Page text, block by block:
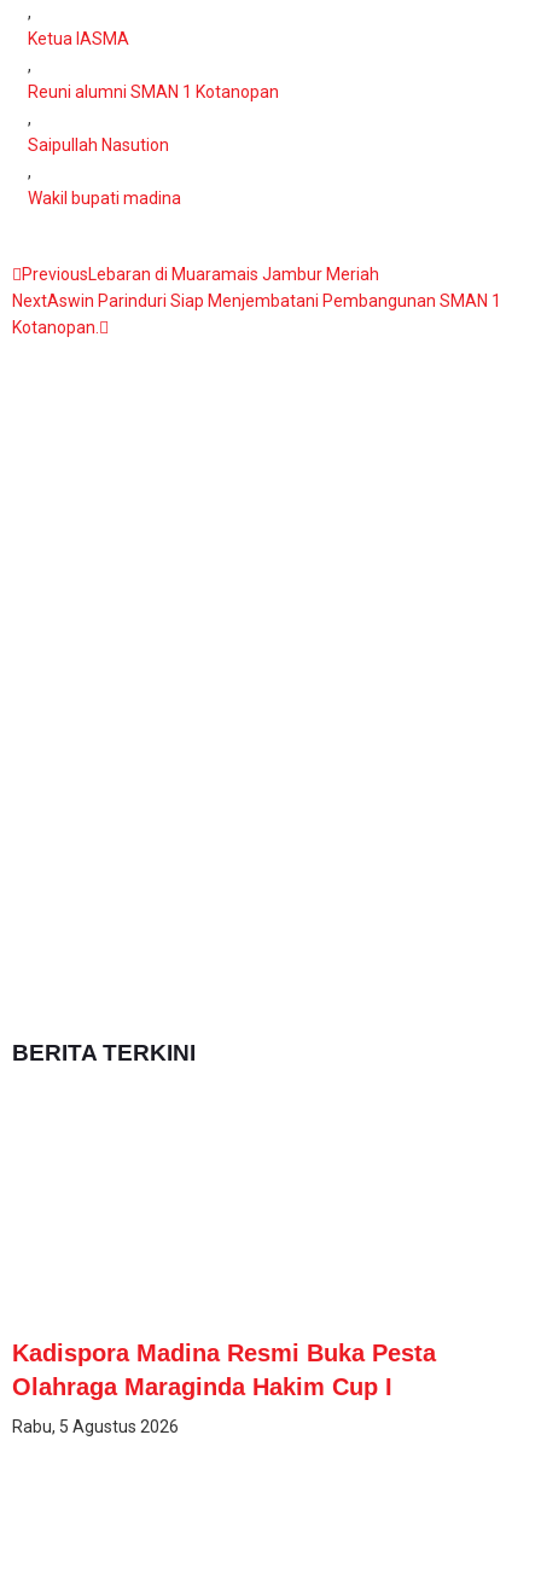
,
Ketua IASMA
,
Reuni alumni SMAN 1 Kotanopan
,
Saipullah Nasution
,
Wakil bupati madina
PreviousLebaran di Muaramais Jambur Meriah
NextAswin Parinduri Siap Menjembatani Pembangunan SMAN 1
Kotanopan.
BERITA TERKINI
Kadispora Madina Resmi Buka Pesta
Olahraga Maraginda Hakim Cup I
Rabu, 5 Agustus 2026